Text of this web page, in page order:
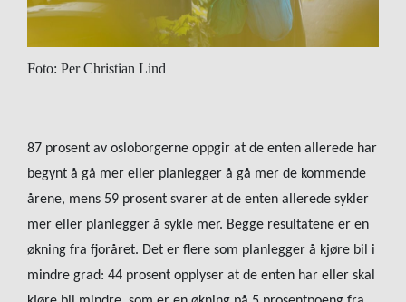
Foto: Per Christian Lind
87 prosent av osloborgerne oppgir at de enten allerede har
begynt å gå mer eller planlegger å gå mer de kommende
årene, mens 59 prosent svarer at de enten allerede sykler
mer eller planlegger å sykle mer. Begge resultatene er en
økning fra fjoråret. Det er flere som planlegger å kjøre bil i
mindre grad: 44 prosent opplyser at de enten har eller skal